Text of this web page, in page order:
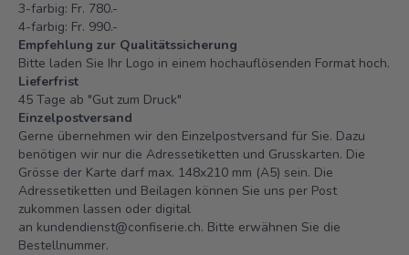
3-farbig: Fr. 780.-
4-farbig: Fr. 990.-
Empfehlung zur Qualitätssicherung
Bitte laden Sie Ihr Logo in einem hochauflösenden Format hoch.
Lieferfrist
45 Tage ab "Gut zum Druck"
Einzelpostversand
Gerne übernehmen wir den Einzelpostversand für Sie. Dazu
benötigen wir nur die Adressetiketten und Grusskarten. Die
Grösse der Karte darf max. 148x210 mm (A5) sein. Die
Adressetiketten und Beilagen können Sie uns per Post
zukommen lassen oder digital
an kundendienst@confiserie.ch. Bitte erwähnen Sie die
Bestellnummer.